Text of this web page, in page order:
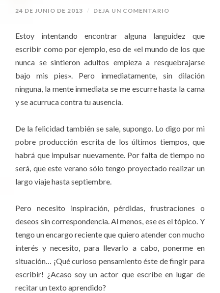
24 DE JUNIO DE 2013 / DEJA UN COMENTARIO
Estoy intentando encontrar alguna languidez que
escribir como por ejemplo, eso de «el mundo de los que
nunca se sintieron adultos empieza a resquebrajarse
bajo mis pies». Pero inmediatamente, sin dilación
ninguna, la mente inmediata se me escurre hasta la cama
y se acurruca contra tu ausencia.
De la felicidad también se sale, supongo. Lo digo por mi
pobre producción escrita de los últimos tiempos, que
habrá que impulsar nuevamente. Por falta de tiempo no
será, que este verano sólo tengo proyectado realizar un
largo viaje hasta septiembre.
Pero necesito inspiración, pérdidas, frustraciones o
deseos sin correspondencia. Al menos, ese es el tópico. Y
tengo un encargo reciente que quiero atender con mucho
interés y necesito, para llevarlo a cabo, ponerme en
situación… ¡Qué curioso pensamiento éste de fingir para
escribir! ¿Acaso soy un actor que escribe en lugar de
recitar un texto aprendido?